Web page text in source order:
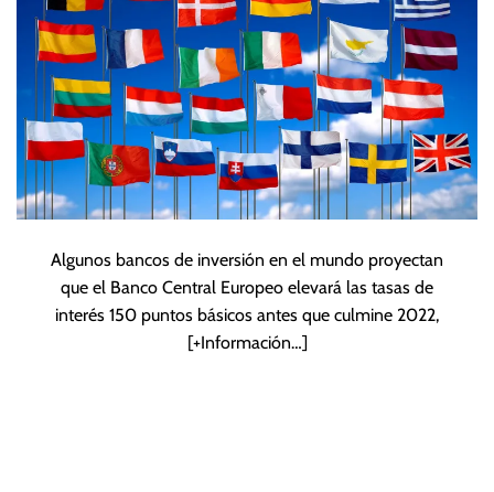
Algunos bancos de inversión en el mundo proyectan
que el Banco Central Europeo elevará las tasas de
interés 150 puntos básicos antes que culmine 2022,
[+Información…]